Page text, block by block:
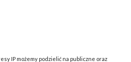
IP możemy podzielić na publiczne oraz